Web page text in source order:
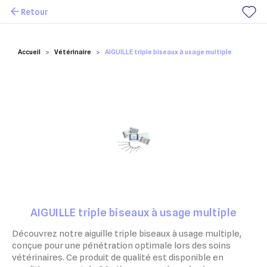
Mes favoris
Accueil Vétérinaire AIGUILLE triple biseaux à usage multiple
Retour
AIGUILLE triple biseaux à usage multiple
Découvrez notre aiguille triple biseaux à usage multiple,
conçue pour une pénétration optimale lors des soins
vétérinaires. Ce produit de qualité est disponible en